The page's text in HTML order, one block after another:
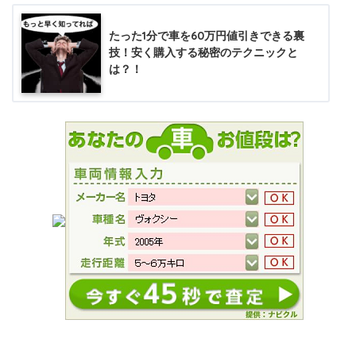
たった1分で車を60万円値引きできる裏
技！安く購入する秘密のテクニックと
は？！